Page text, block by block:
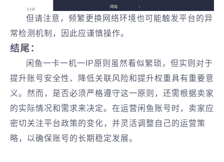
但请注意，频繁更换网络环境也可能触发平台的异
常检测机制，因此应谨慎操作。
结尾：
闲鱼一卡一机一IP原则虽然看似繁琐，但实则对于
提升账号安全性、降低关联风险和提升权重具有重要意
义。然而，是否必须严格遵守这一原则，还需根据卖家
的实际情况和需求来决定。在运营闲鱼账号时，卖家应
密切关注平台政策的变化，并灵活调整自己的运营策
略，以确保账号的长期稳定发展。